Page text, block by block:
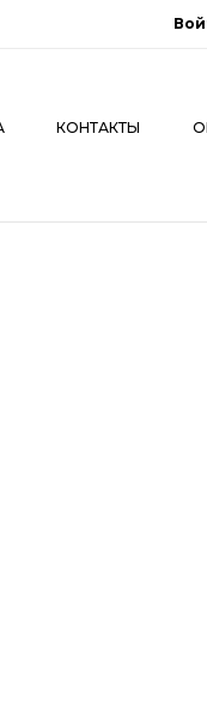
КОНТАКТЫ